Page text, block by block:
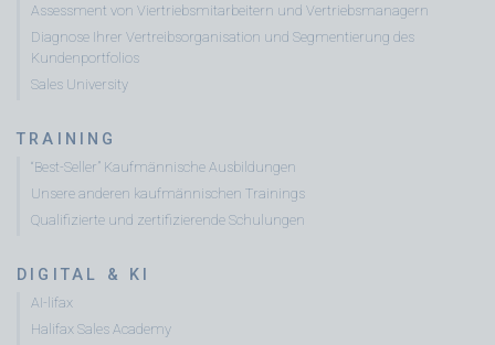
Assessment von Viertriebsmitarbeitern und Vertriebsmanagern
Diagnose Ihrer Vertreibsorganisation und Segmentierung des
Kundenportfolios
Sales University
TRAINING
“Best-Seller” Kaufmännische Ausbildungen
Unsere anderen kaufmännischen Trainings
Qualifizierte und zertifizierende Schulungen
DIGITAL & KI
AI-lifax
Halifax Sales Academy